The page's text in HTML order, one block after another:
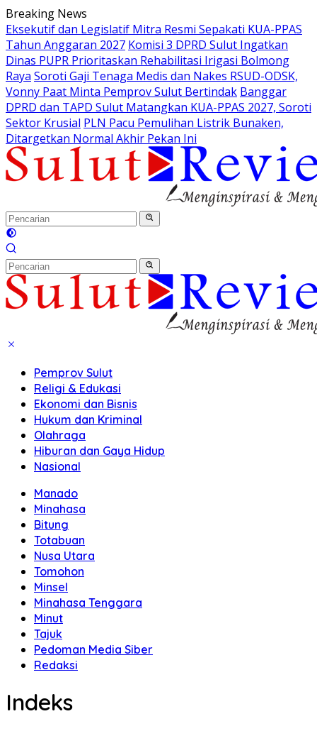
Langsung
ke
konten
Breaking News
Eksekutif dan Legislatif Mitra Resmi Sepakati KUA-PPAS
Tahun Anggaran 2027 Komisi 3 DPRD Sulut Ingatkan
Dinas PUPR Prioritaskan Rehabilitasi Irigasi Bolmong
Raya Soroti Gaji Tenaga Medis dan Nakes RSUD-ODSK,
Vonny Paat Minta Pemprov Sulut Bertindak Banggar
DPRD dan TAPD Sulut Matangkan KUA-PPAS 2027, Soroti
Sektor Krusial PLN Pacu Pemulihan Listrik Bunaken,
Ditargetkan Normal Akhir Pekan Ini
Pemprov Sulut
Religi & Edukasi
Ekonomi dan Bisnis
Hukum dan Kriminal
Olahraga
Hiburan dan Gaya Hidup
Nasional
Manado
Minahasa
Bitung
Totabuan
Nusa Utara
Tomohon
Minsel
Minahasa Tenggara
Minut
Tajuk
Pedoman Media Siber
Redaksi
Indeks